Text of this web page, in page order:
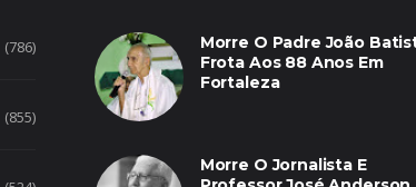
(786)
(855)
Morre O Padre João
Frota Aos 88 Anos Em
Fortaleza
Morre O Jornalista E